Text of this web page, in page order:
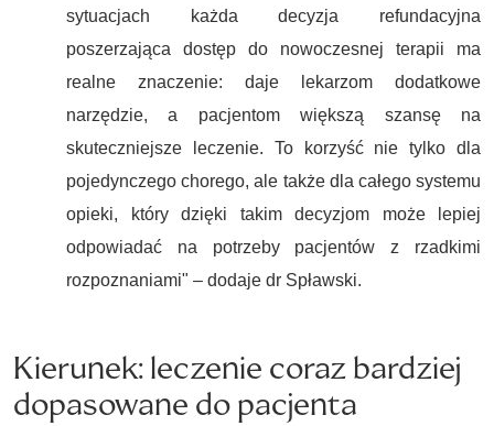
sytuacjach każda decyzja refundacyjna
poszerzająca dostęp do nowoczesnej terapii ma
realne znaczenie: daje lekarzom dodatkowe
narzędzie, a pacjentom większą szansę na
skuteczniejsze leczenie. To korzyść nie tylko dla
pojedynczego chorego, ale także dla całego systemu
opieki, który dzięki takim decyzjom może lepiej
odpowiadać na potrzeby pacjentów z rzadkimi
rozpoznaniami" – dodaje dr Spławski.
Kierunek: leczenie coraz bardziej
dopasowane do pacjenta